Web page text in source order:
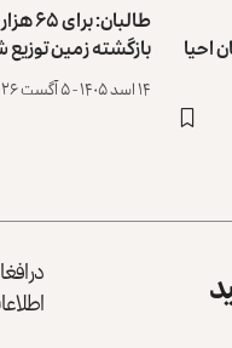
احیا بازگشته زمین
۱۴ اسد ۱۴۰۵ - ۵ آگست ۲۰۲۶
در